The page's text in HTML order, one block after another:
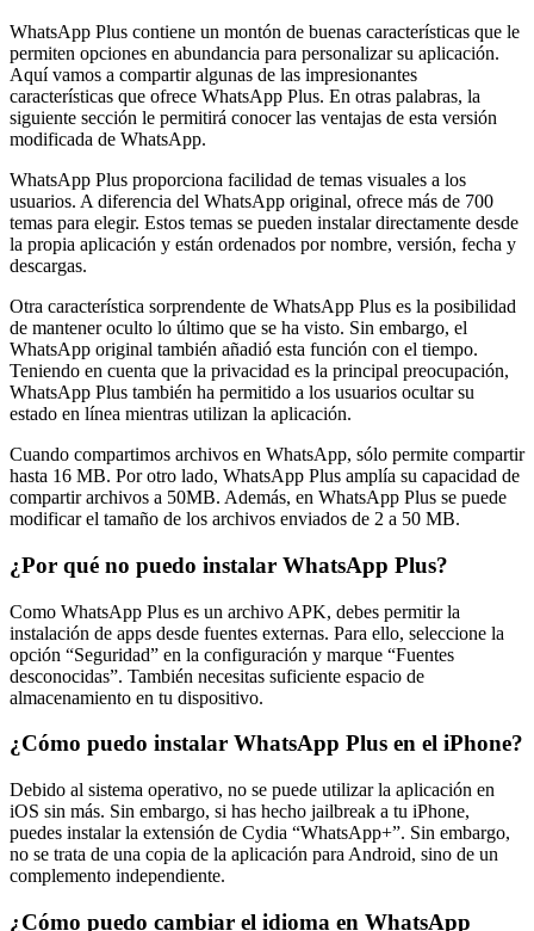
WhatsApp Plus contiene un montón de buenas características que le
permiten opciones en abundancia para personalizar su aplicación.
Aquí vamos a compartir algunas de las impresionantes
características que ofrece WhatsApp Plus. En otras palabras, la
siguiente sección le permitirá conocer las ventajas de esta versión
modificada de WhatsApp.
WhatsApp Plus proporciona facilidad de temas visuales a los
usuarios. A diferencia del WhatsApp original, ofrece más de 700
temas para elegir. Estos temas se pueden instalar directamente desde
la propia aplicación y están ordenados por nombre, versión, fecha y
descargas.
Otra característica sorprendente de WhatsApp Plus es la posibilidad
de mantener oculto lo último que se ha visto. Sin embargo, el
WhatsApp original también añadió esta función con el tiempo.
Teniendo en cuenta que la privacidad es la principal preocupación,
WhatsApp Plus también ha permitido a los usuarios ocultar su
estado en línea mientras utilizan la aplicación.
Cuando compartimos archivos en WhatsApp, sólo permite compartir
hasta 16 MB. Por otro lado, WhatsApp Plus amplía su capacidad de
compartir archivos a 50MB. Además, en WhatsApp Plus se puede
modificar el tamaño de los archivos enviados de 2 a 50 MB.
¿Por qué no puedo instalar WhatsApp Plus?
Como WhatsApp Plus es un archivo APK, debes permitir la
instalación de apps desde fuentes externas. Para ello, seleccione la
opción “Seguridad” en la configuración y marque “Fuentes
desconocidas”. También necesitas suficiente espacio de
almacenamiento en tu dispositivo.
¿Cómo puedo instalar WhatsApp Plus en el iPhone?
Debido al sistema operativo, no se puede utilizar la aplicación en
iOS sin más. Sin embargo, si has hecho jailbreak a tu iPhone,
puedes instalar la extensión de Cydia “WhatsApp+”. Sin embargo,
no se trata de una copia de la aplicación para Android, sino de un
complemento independiente.
¿Cómo puedo cambiar el idioma en WhatsApp